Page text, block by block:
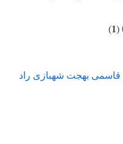
1
)
قاسمی بهجت شهبازی راد